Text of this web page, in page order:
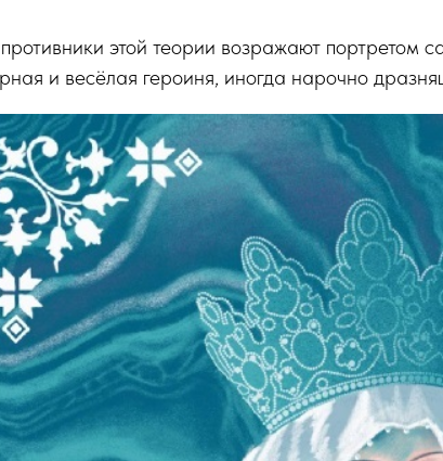
этой теории возражают портретом
и весёлая героиня, иногда нарочно